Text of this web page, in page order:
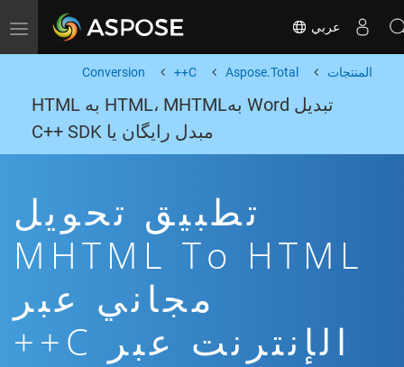
Toggle navigation عربي
المنتجات Aspose.Total
C++
Conversion
تبدیل Word بهHTML، MHTML به HTML
مبدل رایگان یا C++ SDK
تطبيق تحويل
MHTML To HTML
مجاني عبر
الإنترنت عبر C++